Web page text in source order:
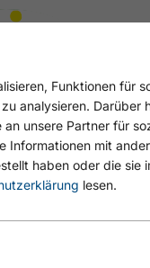
Funktionen für
analysieren. Darüber
unsere Partner für
Informationen mit
haben oder die sie
lesen.